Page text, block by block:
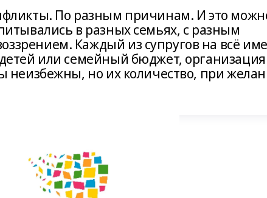
По разным причинам. И это
в разных семьях, с разным
Каждый из супругов на всё
или семейный бюджет, организация
неизбежны, но их количество, при